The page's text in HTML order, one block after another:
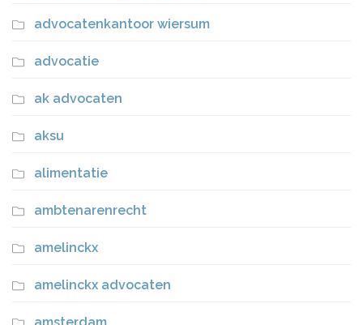
advocatenkantoor wiersum
advocatie
ak advocaten
aksu
alimentatie
ambtenarenrecht
amelinckx
amelinckx advocaten